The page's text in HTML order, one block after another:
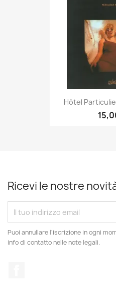
Hôtel
Ricevi le nostre
Puoi annullare l'iscrizione in ogni
info di contatto nelle note legali.